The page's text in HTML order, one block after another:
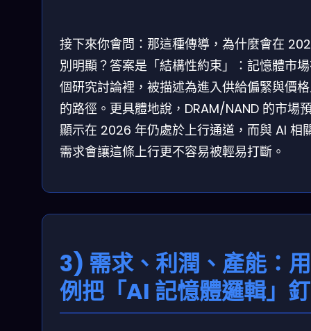
接下來你會問：那這種傳導，為什麼會在
別明顯？答案是「結構性約束」：記憶體市
個研究討論裡，被描述為進入供給偏緊與價
的路徑。更具體地說，DRAM/NAND 的市場
顯示在 2026 年仍處於上行通道，而與 AI 相
需求會讓這條上行更不容易被輕易打斷。
3) 需求、利潤、產能：
例把「AI 記憶體邏輯」